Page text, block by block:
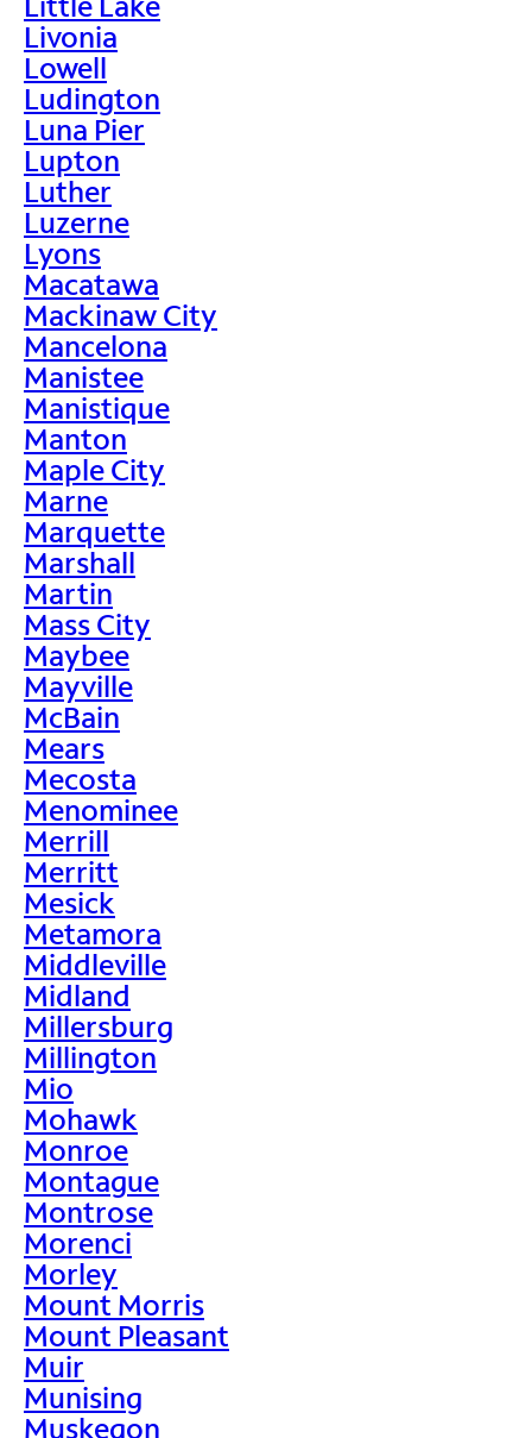
Livonia
Lowell
Ludington
Luna Pier
Lupton
Luther
Luzerne
Lyons
Macatawa
Mackinaw City
Mancelona
Manistee
Manistique
Manton
Maple City
Marne
Marquette
Marshall
Martin
Mass City
Maybee
Mayville
McBain
Mears
Mecosta
Menominee
Merrill
Merritt
Mesick
Metamora
Middleville
Midland
Millersburg
Millington
Mio
Mohawk
Monroe
Montague
Montrose
Morenci
Morley
Mount Morris
Mount Pleasant
Muir
Munising
Muskegon